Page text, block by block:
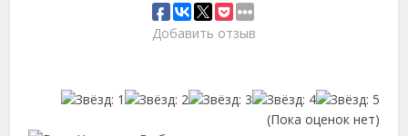
Добавить отзыв
(Пока оценок нет)